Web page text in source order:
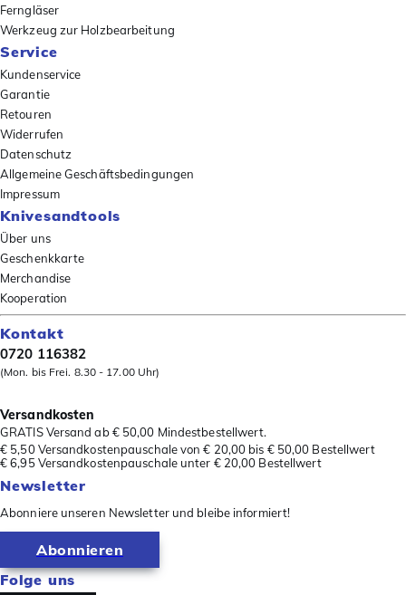
Ferngläser
Werkzeug zur Holzbearbeitung
Service
Kundenservice
Garantie
Retouren
Widerrufen
Datenschutz
Allgemeine Geschäftsbedingungen
Impressum
Knivesandtools
Über uns
Geschenkkarte
Merchandise
Kooperation
Kontakt
0720 116382
(Mon. bis Frei. 8.30 - 17.00 Uhr)
Versandkosten
GRATIS Versand ab € 50,00 Mindestbestellwert.
€ 5,50 Versandkostenpauschale von € 20,00 bis € 50,00 Bestellwert
€ 6,95 Versandkostenpauschale unter € 20,00 Bestellwert
Newsletter
Abonniere unseren Newsletter und bleibe informiert!
Abonnieren
Folge uns